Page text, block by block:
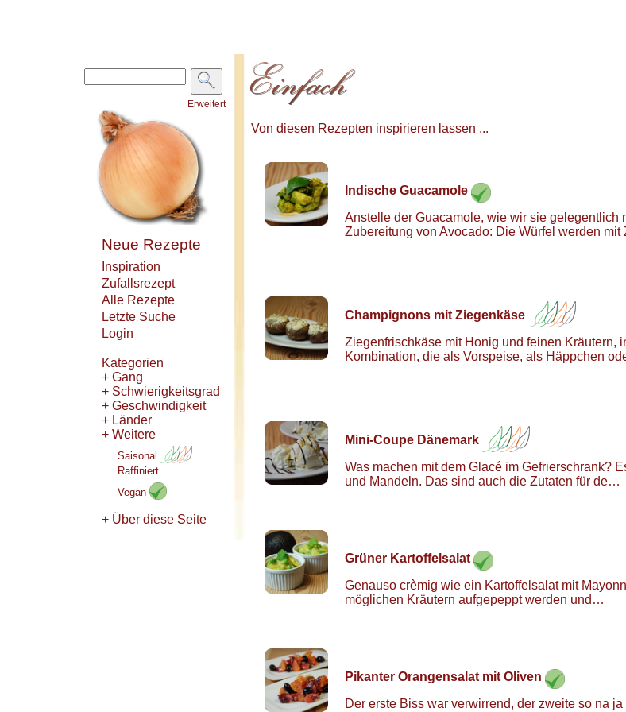
Erweitert
Neue Rezepte
Inspiration
Zufallsrezept
Alle Rezepte
Letzte Suche
Login
Kategorien
+ Gang
+ Schwierigkeitsgrad
+ Geschwindigkeit
+ Länder
+ Weitere
Saisonal
Raffiniert
Vegan
+ Über diese Seite
Von diesen Rezepten inspirieren lassen ...
Indische Guacamole
Anstelle der Guacamole, wie wir sie
Zubereitung von Avocado: Die Würfel werden
Champignons mit Ziegenkäse
Ziegenfrischkäse mit Honig und feinen Kräutern,
Kombination, die als Vorspeise, als Häppchen
Mini-Coupe Dänemark
Was machen mit dem Glacé im Gefrierschrank?
und Mandeln. Das sind auch die Zutaten für de…
Grüner Kartoffelsalat
Genauso crèmig wie ein Kartoffelsalat mit
möglichen Kräutern aufgepeppt werden und…
Pikanter Orangensalat mit Oliven
Der erste Biss war verwirrend, der zweite so na